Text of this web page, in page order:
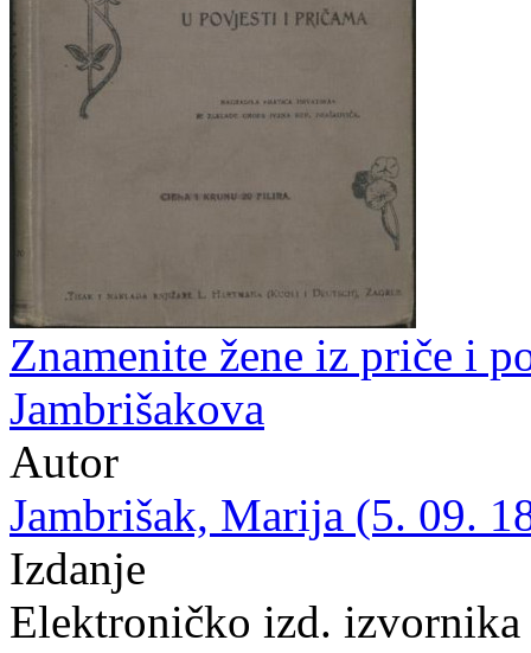
Znamenite žene iz priče i
Jambrišakova
Autor
Jambrišak, Marija (5. 09.
Izdanje
Elektroničko izd.